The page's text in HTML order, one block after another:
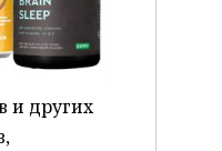
и других